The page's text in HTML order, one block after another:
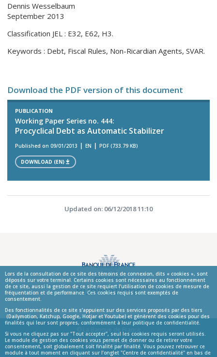
Lors de la consultation de ce site des témoins de connexion, dits « cookies », sont
déposés sur votre terminal. Certains cookies sont nécessaires au fonctionnement
de ce site, aussi la gestion de ce site requiert l’utilisation de cookies de mesure de
fréquentation et de performance. Ces cookies requis sont exemptés de
consentement.
Des fonctionnalités de ce site s’appuient sur des services proposés par des tiers
(Dailymotion, Katchup, Google, Hotjar et Youtube) et génèrent des cookies pour des
finalités qui leur sont propres, conformément à leur politique de confidentialité.
Si vous ne cliquez pas sur "Tout accepter", seul les cookies requis seront utilisés.
Le module de gestion des cookies vous permet de donner ou de retirer votre
consentement, soit globalement soit finalité par finalité. Vous pouvez retrouver ce
module à tout moment en cliquant sur l’onglet "Centre de confidentialité" en bas de
Dennis Wesselbaum
September 2013
Classification JEL : E32, E62, H3.
Keywords : Debt, Fiscal Rules, Non-Ricardian Agents, SVAR.
Download the PDF version of this document
PUBLICATION
Working Paper Series no. 444:
Procyclical Debt as Automatic Stabilizer
Published on 09/01/2013 EN PDF (733.79 KB)
DOWNLOAD (EN)
Updated on: 06/12/2018 11:10
Publications
Informations
Mentions légales